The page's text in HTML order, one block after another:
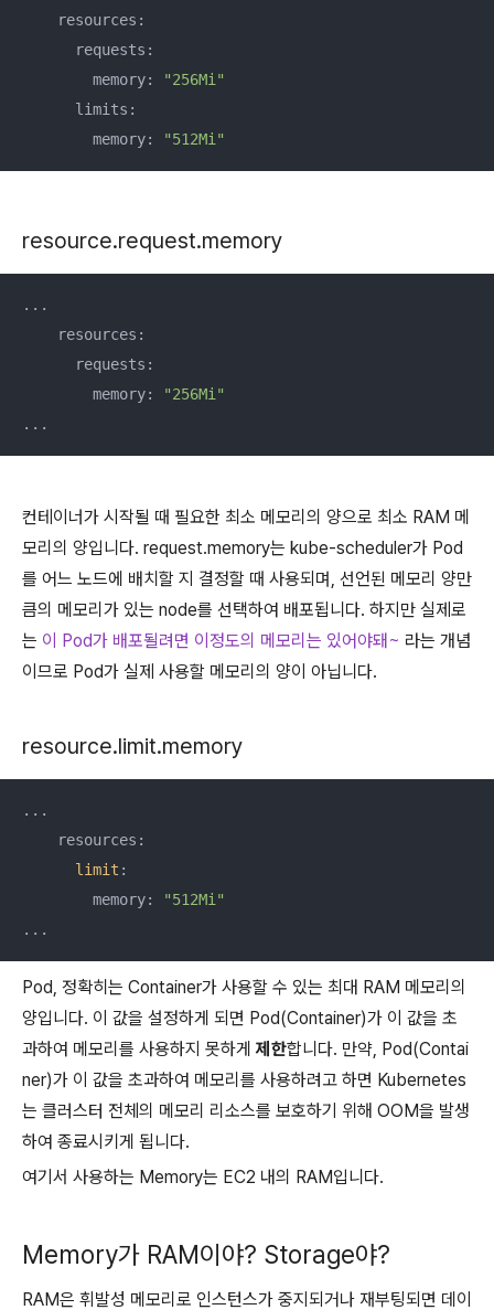
    resources:
      requests:
        memory:
"256Mi"
      limits:
        memory:
"512Mi"
resource.request.memory
...
    resources:
      requests:
        memory:
"256Mi"
...
컨테이너가 시작될 때 필요한 최소 메모리의 양으로 최소 RAM 메
모리의 양입니다. request.memory는 kube-scheduler가 Pod
를 어느 노드에 배치할 지 결정할 때 사용되며, 선언된 메모리 양만
큼의 메모리가 있는 node를 선택하여 배포됩니다. 하지만 실제로
는 이 Pod가 배포될려면 이정도의 메모리는 있어야돼~ 라는 개념
이므로 Pod가 실제 사용할 메모리의 양이 아닙니다.
resource.limit.memory
...
    resources:
limit :
        memory:
"512Mi"
...
Pod, 정확히는 Container가 사용할 수 있는 최대 RAM 메모리의
양입니다. 이 값을 설정하게 되면 Pod(Container)가 이 값을 초
과하여 메모리를 사용하지 못하게제한합니다. 만약, Pod(Contai
ner)가 이 값을 초과하여 메모리를 사용하려고 하면 Kubernetes
는 클러스터 전체의 메모리 리소스를 보호하기 위해 OOM을 발생
하여 종료시키게 됩니다.
여기서 사용하는 Memory는 EC2 내의 RAM입니다.
Memory가 RAM이야? Storage야?
RAM은 휘발성 메모리로 인스턴스가 중지되거나 재부팅되면 데이